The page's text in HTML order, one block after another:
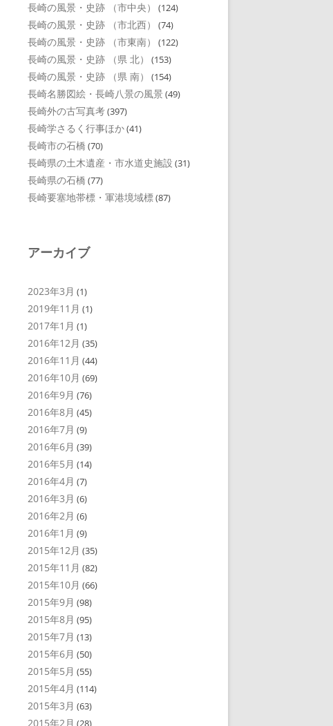
長崎の風景・史跡 （市中央） (124)
長崎の風景・史跡 （市北西） (74)
長崎の風景・史跡 （市東南） (122)
長崎の風景・史跡 （県 北） (153)
長崎の風景・史跡 （県 南） (154)
長崎名勝図絵・長崎八景の風景 (49)
長崎外の古写真考(397)
長崎学さるく行事ほか(41)
長崎市の石橋 (70)
長崎県の土木遺産・市水道史施設 (31)
長崎県の石橋 (77)
長崎要塞地帯標・軍港境域標(87)
アーカイブ
2023年3月 (1)
2019年11月 (1)
2017年1月 (1)
2016年12月 (35)
2016年11月 (44)
2016年10月 (69)
2016年9月 (76)
2016年8月 (45)
2016年7月 (9)
2016年6月 (39)
2016年5月 (14)
2016年4月 (7)
2016年3月 (6)
2016年2月 (6)
2016年1月 (9)
2015年12月 (35)
2015年11月 (82)
2015年10月 (66)
2015年9月 (98)
2015年8月 (95)
2015年7月 (13)
2015年6月 (50)
2015年5月 (55)
2015年4月 (114)
2015年3月 (63)
2015年2月 (28)